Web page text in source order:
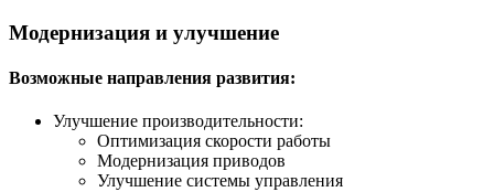
Модернизация и улучшение
Возможные направления развития:
Улучшение производительности:
Оптимизация скорости работы
Модернизация приводов
Улучшение системы управления